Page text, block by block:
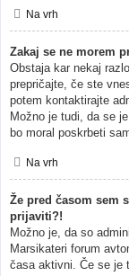
Na vrh
Zakaj se ne morem
Obstaja kar nekaj
prepričajte, če ste
potem kontaktirajte
Možno je tudi, da se
bo moral poskrbeti
Na vrh
Že pred časom sem
prijaviti?!
Možno je, da so
Marsikateri forum
časa aktivni. Če se je